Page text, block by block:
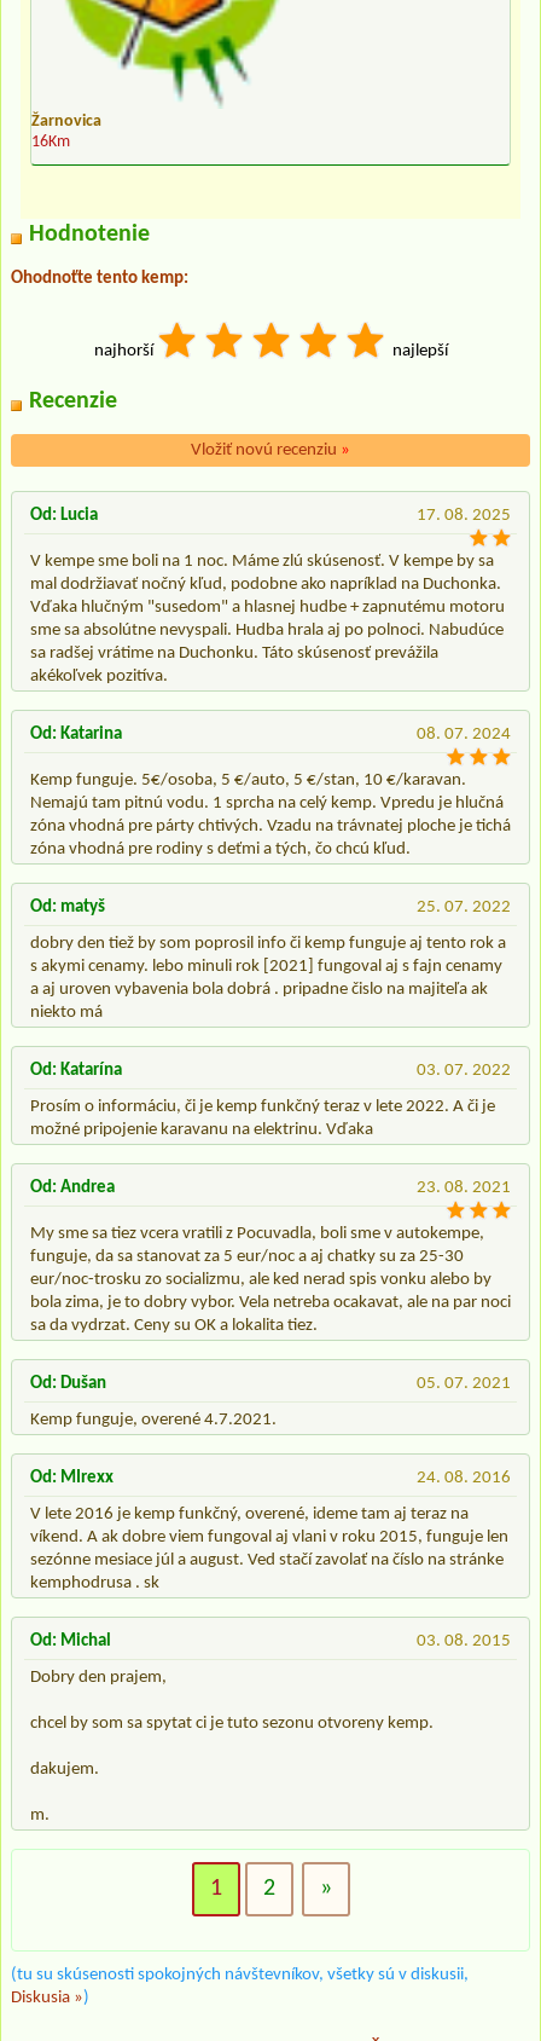
Žarnovica
16Km
Hodnotenie
Ohodnoťte tento kemp:
najhorší najlepší
Recenzie
Vložiť novú recenziu »
17. 08. 2025
Od: Lucia
V kempe sme boli na 1 noc. Máme zlú skúsenosť. V kempe by sa
mal dodržiavať nočný kľud, podobne ako napríklad na Duchonka.
Vďaka hlučným "susedom" a hlasnej hudbe + zapnutému motoru
sme sa absolútne nevyspali. Hudba hrala aj po polnoci. Nabudúce
sa radšej vrátime na Duchonku. Táto skúsenosť prevážila
akékoľvek pozitíva.
08. 07. 2024
Od: Katarina
Kemp funguje. 5€/osoba, 5 €/auto, 5 €/stan, 10 €/karavan.
Nemajú tam pitnú vodu. 1 sprcha na celý kemp. Vpredu je hlučná
zóna vhodná pre párty chtivých. Vzadu na trávnatej ploche je tichá
zóna vhodná pre rodiny s deťmi a tých, čo chcú kľud.
25. 07. 2022
Od: matyš
dobry den tiež by som poprosil info či kemp funguje aj tento rok a
s akymi cenamy. lebo minuli rok [2021] fungoval aj s fajn cenamy
a aj uroven vybavenia bola dobrá . pripadne čislo na majiteľa ak
niekto má
03. 07. 2022
Od: Katarína
Prosím o informáciu, či je kemp funkčný teraz v lete 2022. A či je
možné pripojenie karavanu na elektrinu. Vďaka
23. 08. 2021
Od: Andrea
My sme sa tiez vcera vratili z Pocuvadla, boli sme v autokempe,
funguje, da sa stanovat za 5 eur/noc a aj chatky su za 25-30
eur/noc-trosku zo socializmu, ale ked nerad spis vonku alebo by
bola zima, je to dobry vybor. Vela netreba ocakavat, ale na par noci
sa da vydrzat. Ceny su OK a lokalita tiez.
05. 07. 2021
Od: Dušan
Kemp funguje, overené 4.7.2021.
24. 08. 2016
Od: MIrexx
V lete 2016 je kemp funkčný, overené, ideme tam aj teraz na
víkend. A ak dobre viem fungoval aj vlani v roku 2015, funguje len
sezónne mesiace júl a august. Ved stačí zavolať na číslo na stránke
kemphodrusa . sk
03. 08. 2015
Od: Michal
Dobry den prajem,
chcel by som sa spytat ci je tuto sezonu otvoreny kemp.
dakujem.
m.
1 2 »
(tu su skúsenosti spokojných návštevníkov, všetky sú v diskusii,
Diskusia »)